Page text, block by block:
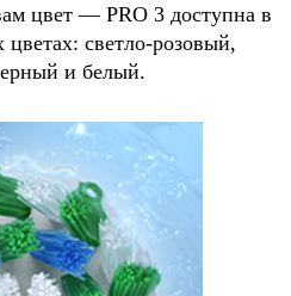
цвет — PRO 3 доступна в
светло-розовый,
и белый.